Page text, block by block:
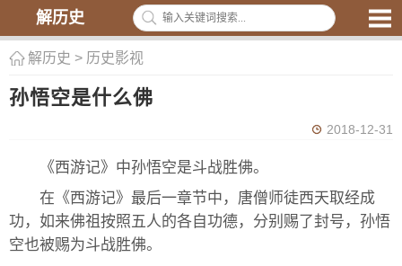
解历史
解历史 > 历史影视
孙悟空是什么佛
2018-12-31
《西游记》中孙悟空是斗战胜佛。
在《西游记》最后一章节中，唐僧师徒西天取经成
功，如来佛祖按照五人的各自功德，分别赐了封号，孙悟
空也被赐为斗战胜佛。